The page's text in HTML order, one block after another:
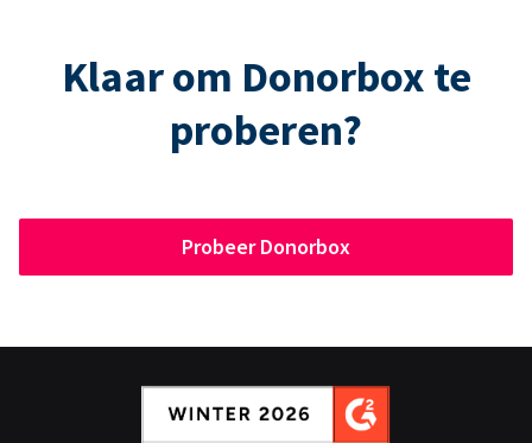
Klaar om Donorbox te
proberen?
Probeer Donorbox